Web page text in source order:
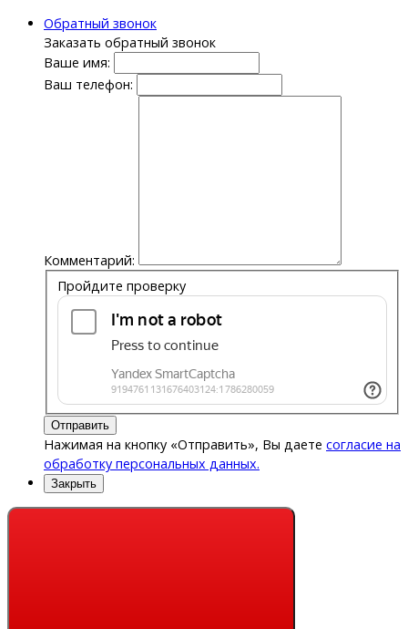
Обратный звонок
Заказать обратный звонок
Ваше имя:
Ваш телефон:
Комментарий:
Пройдите проверку
Отправить
Нажимая на кнопку «Отправить», Вы даете согласие на
обработку персональных данных.
Закрыть